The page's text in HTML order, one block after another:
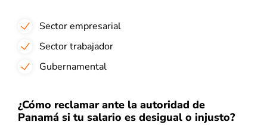
Sector empresarial
Sector trabajador
Gubernamental
¿Cómo reclamar ante la autoridad de
Panamá si tu salario es desigual o injusto?